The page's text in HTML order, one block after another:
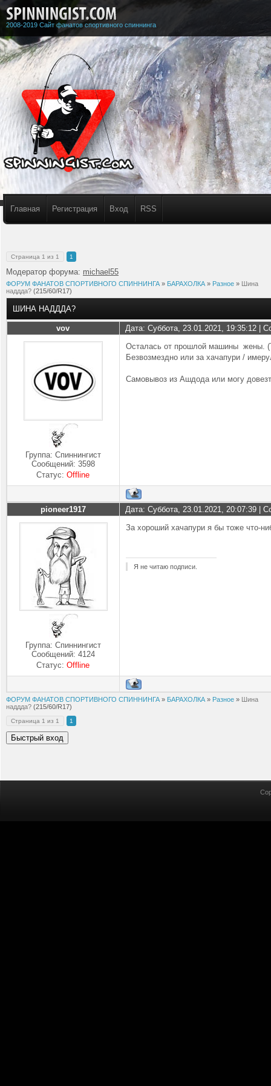
2008-2019 Сайт фанатов спортивного спиннинга
Главная Регистрация Вход RSS
Страница 1 из 1 1
Модератор форума: michael55
ФОРУМ ФАНАТОВ СПОРТИВНОГО СПИННИНГА » БАРАХОЛКА » Разное » Шина
наддда? (215/60/R17)
ШИНА НАДДДА?
vov Дата: Суббота, 23.01.2021, 19:35:12 |
Группа: Спиннингист
Сообщений: 3598
Статус:Offline
Осталась от прошлой машины жены.
Безвозмездно или за хачапури /
Самовывоз из Ашдода или могу
pioneer1917 Дата: Суббота, 23.01.2021, 20:07:39 |
Группа: Спиннингист
Сообщений: 4124
Статус:Offline
За хороший хачапури я бы тоже что-
Я не читаю подписи.
ФОРУМ ФАНАТОВ СПОРТИВНОГО СПИННИНГА » БАРАХОЛКА » Разное » Шина
наддда? (215/60/R17)
Страница 1 из 1 1